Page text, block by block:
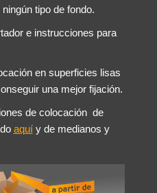
tipo de fondo.
e instrucciones para
en superficies lisas
una mejor fijación.
de colocación de
aquíy de medianos y